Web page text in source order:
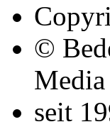
©
seit